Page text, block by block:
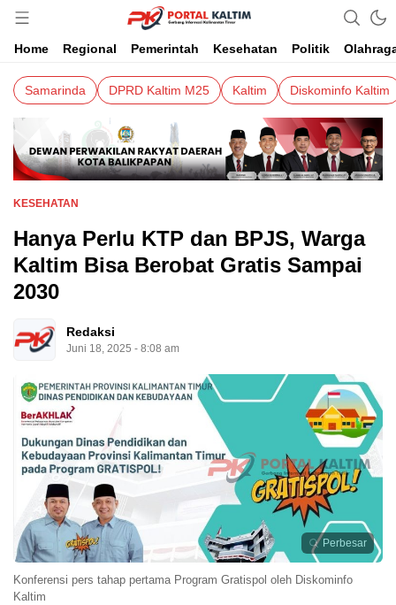
Portalkaltim.com
Berita Kaltim Terkini
Home
Regional Pemerintah Kesehatan Politik
Samarinda DPRD Kaltim M25 Kaltim Diskominfo Kaltim
KESEHATAN
Hanya Perlu KTP dan BPJS, Warga
Kaltim Bisa Berobat Gratis Sampai
2030
Redaksi
Juni 18, 2025 - 8:08 am
Perbesar
Konferensi pers tahap pertama Program Gratispol oleh Diskominfo
Kaltim